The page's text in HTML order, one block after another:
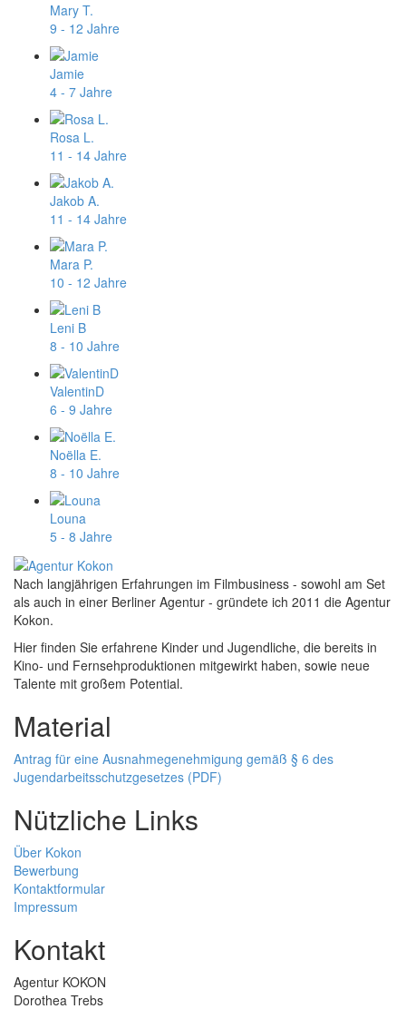
Mary T.
9 - 12 Jahre
Jamie
4 - 7 Jahre
Rosa L.
11 - 14 Jahre
Jakob A.
11 - 14 Jahre
Mara P.
10 - 12 Jahre
Leni B
8 - 10 Jahre
ValentinD
6 - 9 Jahre
Noëlla E.
8 - 10 Jahre
Louna
5 - 8 Jahre
Nach langjährigen Erfahrungen im Filmbusiness - sowohl am Set
als auch in einer Berliner Agentur - gründete ich 2011 die Agentur
Kokon.
Hier finden Sie erfahrene Kinder und Jugendliche, die bereits in
Kino- und Fernsehproduktionen mitgewirkt haben, sowie neue
Talente mit großem Potential.
Material
Antrag für eine Ausnahmegenehmigung gemäß § 6 des
Jugendarbeitsschutzgesetzes (PDF)
Nützliche Links
Über Kokon
Bewerbung
Kontaktformular
Impressum
Kontakt
Agentur KOKON
Dorothea Trebs